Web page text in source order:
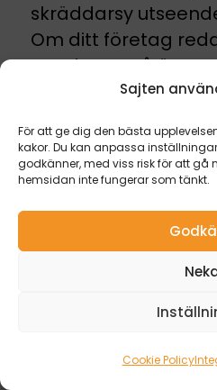
Sajten
För att ge dig den bästa
kakor. Du kan anpassa
godkänner, med viss risk för att gå
hemsidan inte fungerar som tänkt.
Cookie Policy
skräddarsy
Om ditt företag
WordPress så är
utmärkt val!
Är
nybörjare?
WooCommerce är
nybörjare, men om
processen med att
enklare att förstå
E-
0760-16
Producerad av